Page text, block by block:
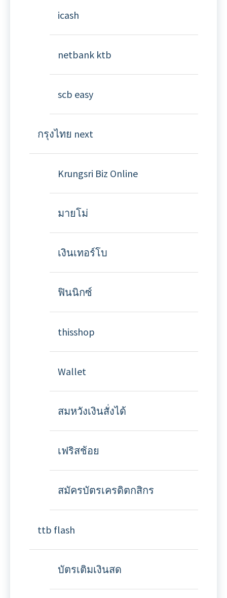
icash
netbank ktb
scb easy
กรุงไทย next
Krungsri Biz Online
มายโม่
เงินเทอร์โบ
ฟินนิกซ์
thisshop
Wallet
สมหวังเงินสั่งได้
เฟริสช้อย
สมัครบัตรเครดิตกสิกร
ttb flash
บัตรเติมเงินสด